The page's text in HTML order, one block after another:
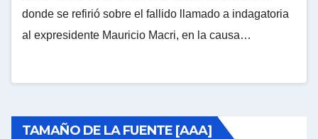
donde se refirió sobre el fallido llamado a indagatoria
al expresidente Mauricio Macri, en la causa…
TAMAÑO DE LA FUENTE [AAA]